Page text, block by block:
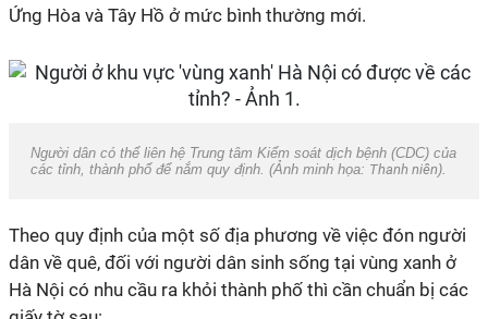
Ứng Hòa và Tây Hồ ở mức bình thường mới.
Người dân có thể liên hệ Trung tâm Kiểm soát dịch bệnh (CDC) của
các tỉnh, thành phố để nắm quy định. (Ảnh minh họa: Thanh niên).
Theo quy định của một số địa phương về việc đón người
dân về quê, đối với người dân sinh sống tại vùng xanh ở
Hà Nội có nhu cầu ra khỏi thành phố thì cần chuẩn bị các